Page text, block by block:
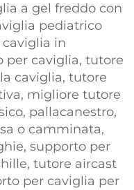
a gel freddo con
pediatrico
in
per caviglia, tutore
caviglia, tutore
migliore tutore
pallacanestro,
o camminata,
supporto per
tutore aircast
per caviglia per